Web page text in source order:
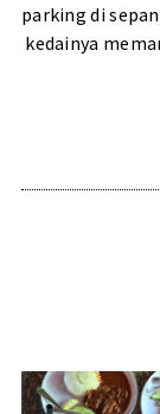
parking di
kedainya